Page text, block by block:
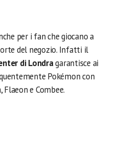
per i fan che giocano a
del negozio. Infatti il
di Londragarantisce ai
Pokémon con
Flaeon e Combee.